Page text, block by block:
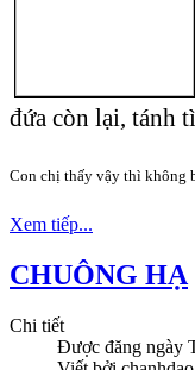
đứa còn lại, tánh
Con chị thấy vậy thì không
Xem tiếp...
CHUÔNG HẠ
Chi tiết
Được đăng ngày